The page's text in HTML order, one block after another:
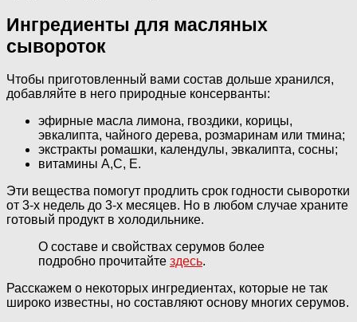
Ингредиенты для масляных
сывороток
Чтобы приготовленный вами состав дольше хранился,
добавляйте в него природные консерванты:
эфирные масла лимона, гвоздики, корицы,
эвкалипта, чайного дерева, розмаринам или тмина;
экстракты ромашки, календулы, эвкалипта, сосны;
витамины А,С, Е.
Эти вещества помогут продлить срок годности сыворотки
от 3-х недель до 3-х месяцев. Но в любом случае храните
готовый продукт в холодильнике.
О составе и свойствах серумов более
подробно прочитайте здесь.
Расскажем о некоторых ингредиентах, которые не так
широко известны, но составляют основу многих серумов.